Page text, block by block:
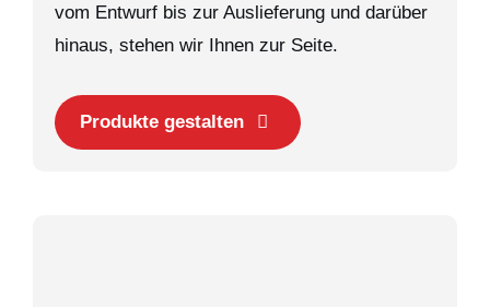
vom Entwurf bis zur Auslieferung und darüber
hinaus, stehen wir Ihnen zur Seite.
Produkte gestalten